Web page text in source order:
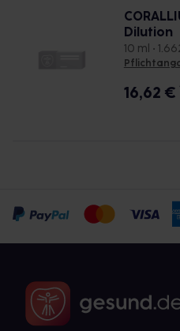
Dilution
10 ml •
16,62 €